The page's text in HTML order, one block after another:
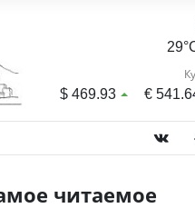
$469.93 €
читаемое